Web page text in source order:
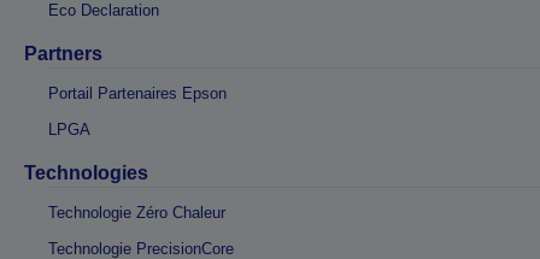
Eco Declaration
Partners
Portail Partenaires Epson
LPGA
Technologies
Technologie Zéro Chaleur
Technologie PrecisionCore